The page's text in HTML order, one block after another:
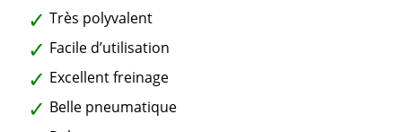
Très polyvalent
Facile d’utilisation
Excellent freinage
Belle pneumatique